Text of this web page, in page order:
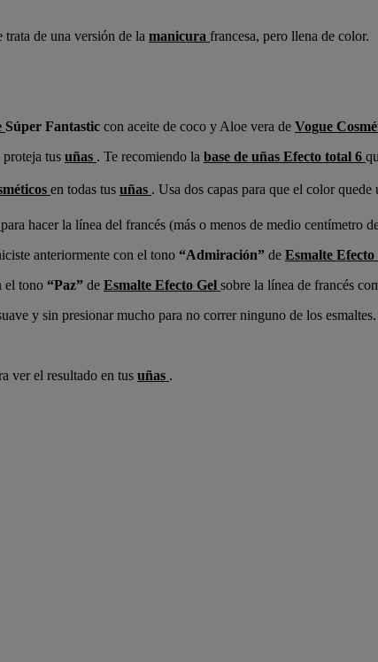
trata de una versión de la manicura francesa, pero llena de color.
Súper Fantastic con aceite de coco y Aloe vera de Vogue
tus uñas . Te recomiendo la base de uñas Efecto total 6
en todas tus uñas . Usa dos capas para que el color
para hacer la línea del francés (más o menos de medio centímetro
anteriormente con el tono “Admiración” de Esmalte Efecto
el tono “Paz” de Esmalte Efecto Gel sobre la línea de francés
y sin presionar mucho para no correr ninguno de los esmaltes.
ver el resultado en tus uñas .